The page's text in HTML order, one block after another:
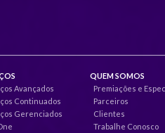
Avançados
Continuados
Gerenciados
QUEM SOMOS
Premiações e
Parceiros
Clientes
Trabalhe Conosco